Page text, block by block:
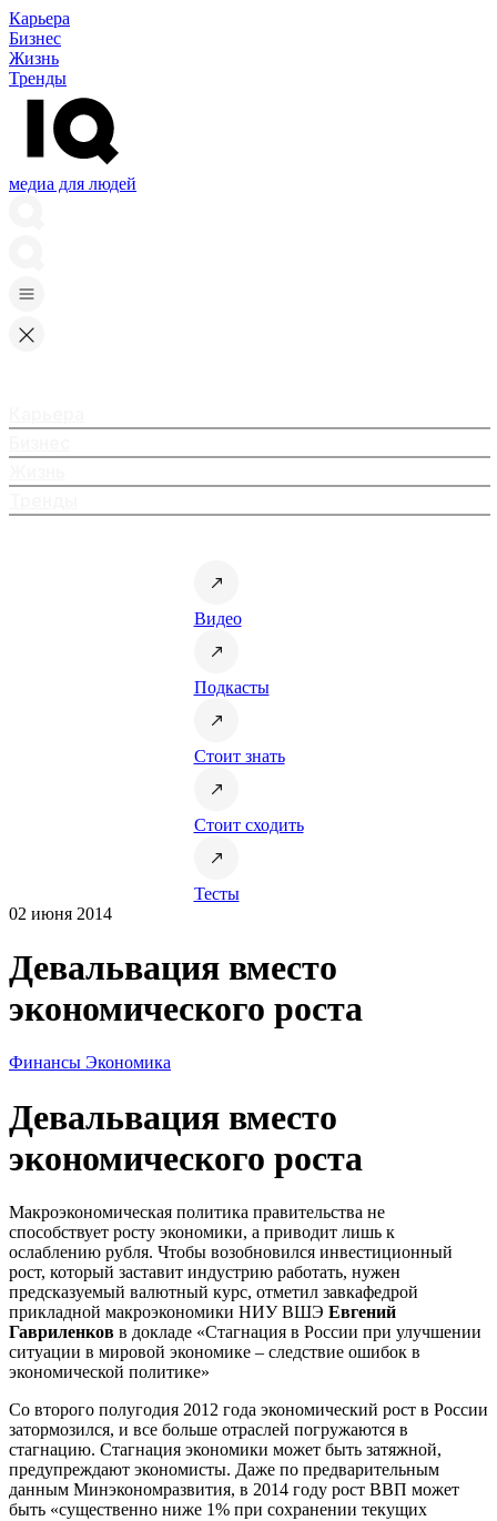
Карьера
Бизнес
Жизнь
Тренды
медиа для людей
Видео
Подкасты
Стоит знать
Стоит сходить
Тесты
02 июня 2014
Девальвация вместо
экономического роста
Финансы Экономика
Девальвация вместо
экономического роста
Макроэкономическая политика правительства не
способствует росту экономики, а приводит лишь к
ослаблению рубля. Чтобы возобновился инвестиционный
рост, который заставит индустрию работать, нужен
предсказуемый валютный курс, отметил завкафедрой
прикладной макроэкономики НИУ ВШЭ Евгений
Гавриленков в докладе «Стагнация в России при улучшении
ситуации в мировой экономике – следствие ошибок в
экономической политике»
Со второго полугодия 2012 года экономический рост в России
затормозился, и все больше отраслей погружаются в
стагнацию. Стагнация экономики может быть затяжной,
предупреждают экономисты. Даже по предварительным
данным Минэкономразвития, в 2014 году рост ВВП может
быть «существенно ниже 1% при сохранении текущих